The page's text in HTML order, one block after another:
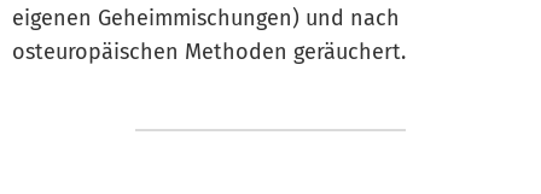
eigenen Geheimmischungen) und nach
osteuropäischen Methoden geräuchert.